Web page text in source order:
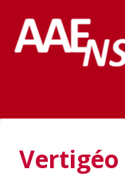
AAE-ENSG
Vertigéo